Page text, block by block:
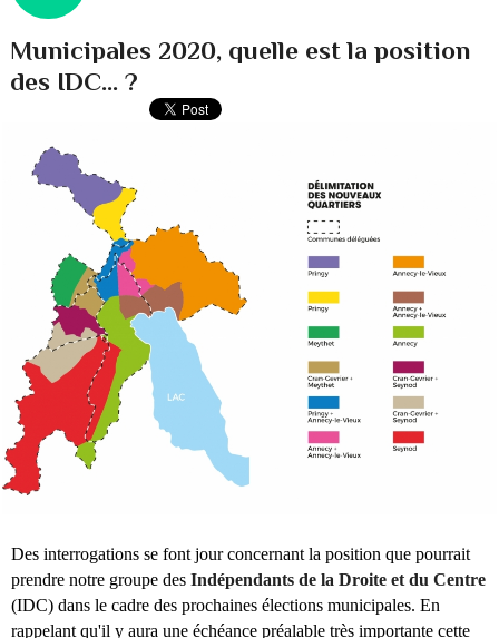
Municipales 2020, quelle est la position
des IDC... ?
Des interrogations se font jour concernant la position que pourrait
prendre notre groupe desIndépendants de la Droite et du Centre
(IDC) dans le cadre des prochaines élections municipales. En
rappelant qu'il y aura une échéance préalable très importante cette